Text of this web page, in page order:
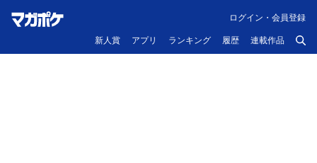
新人賞 アプリ ランキング 履歴 連載作品
ログイン・会員登録